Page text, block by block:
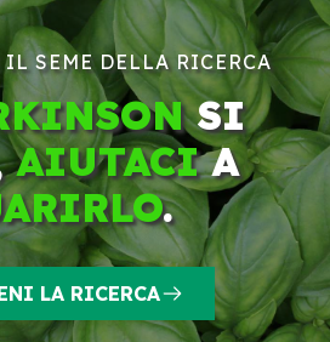
IL SEME DELLA RICERCA
SI
AIUTACIA
.
LA RICERCA